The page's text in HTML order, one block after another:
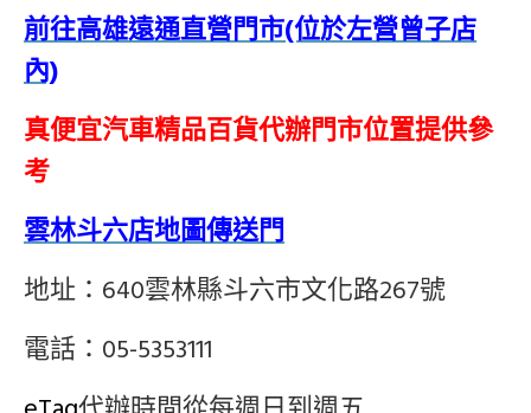
前往高雄遠通直營門市(位於左營曾子店
內)
真便宜汽車精品百貨代辦門市位置提供參
考
雲林斗六店地圖傳送門
地址：640雲林縣斗六市文化路267號
電話：05-5353111